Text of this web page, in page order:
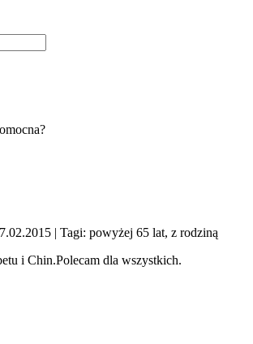
| Tagi: powyżej 65 lat, z rodziną
i Chin.Polecam dla wszystkich.